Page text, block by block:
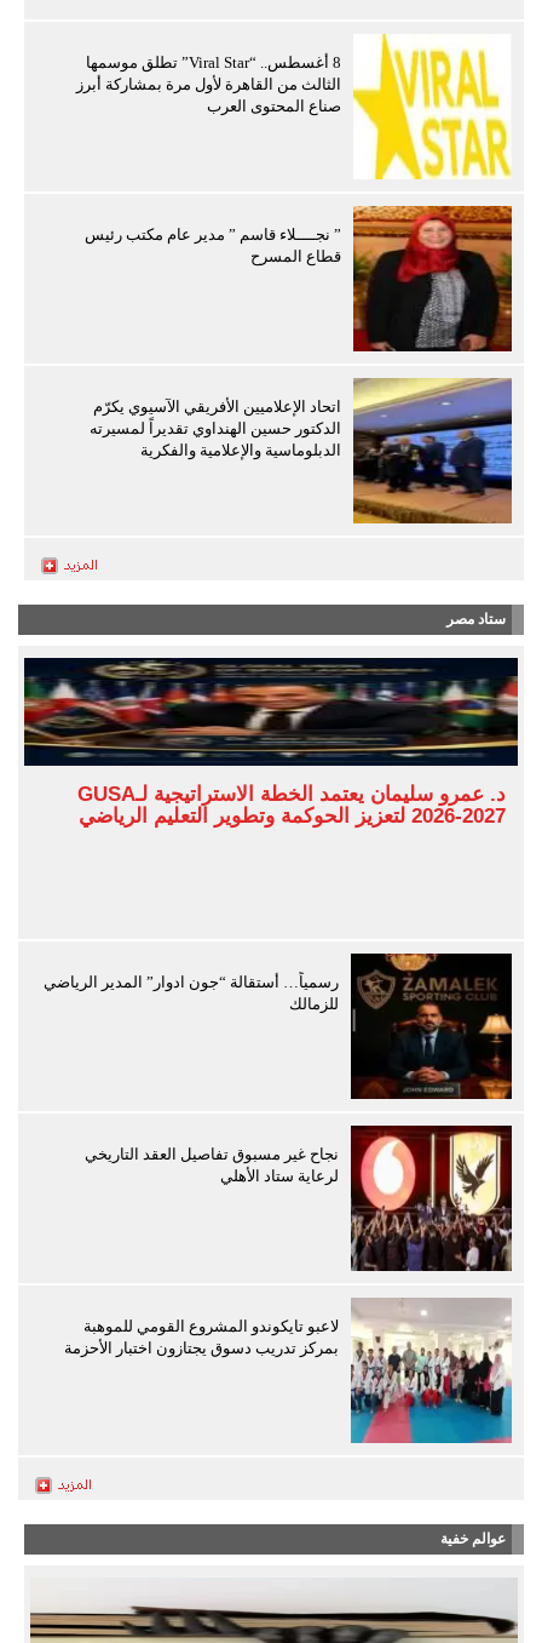
8 أغسطس.. “Viral Star” تطلق موسمها
الثالث من القاهرة لأول مرة بمشاركة أبرز
صناع المحتوى العرب
” نجــــلاء قاسم ” مدير عام مكتب رئيس
قطاع المسرح
اتحاد الإعلاميين الأفريقي الآسيوي يكرّم
الدكتور حسين الهنداوي تقديراً لمسيرته
الدبلوماسية والإعلامية والفكرية
ستاد مصر
د. عمرو سليمان يعتمد الخطة الاستراتيجية لـGUSA
2026-2027 لتعزيز الحوكمة وتطوير التعليم الرياضي
رسمياً… أستقالة “جون ادوار” المدير الرياضي
للزمالك
نجاح غير مسبوق تفاصيل العقد التاريخي
لرعاية ستاد الأهلي
لاعبو تايكوندو المشروع القومي للموهبة
بمركز تدريب دسوق يجتازون اختبار الأحزمة
عوالم خفية